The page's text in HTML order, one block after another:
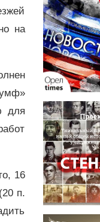
на
для
16
п.